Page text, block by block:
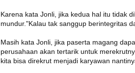
Karena kata Jonli, jika kedua hal itu tidak
mundur."Kalau tak sanggup berintegritas
Masih kata Jonli, jika paserta magang
perusahaan akan tertarik untuk
kita bisa direkrut menjadi karyawan